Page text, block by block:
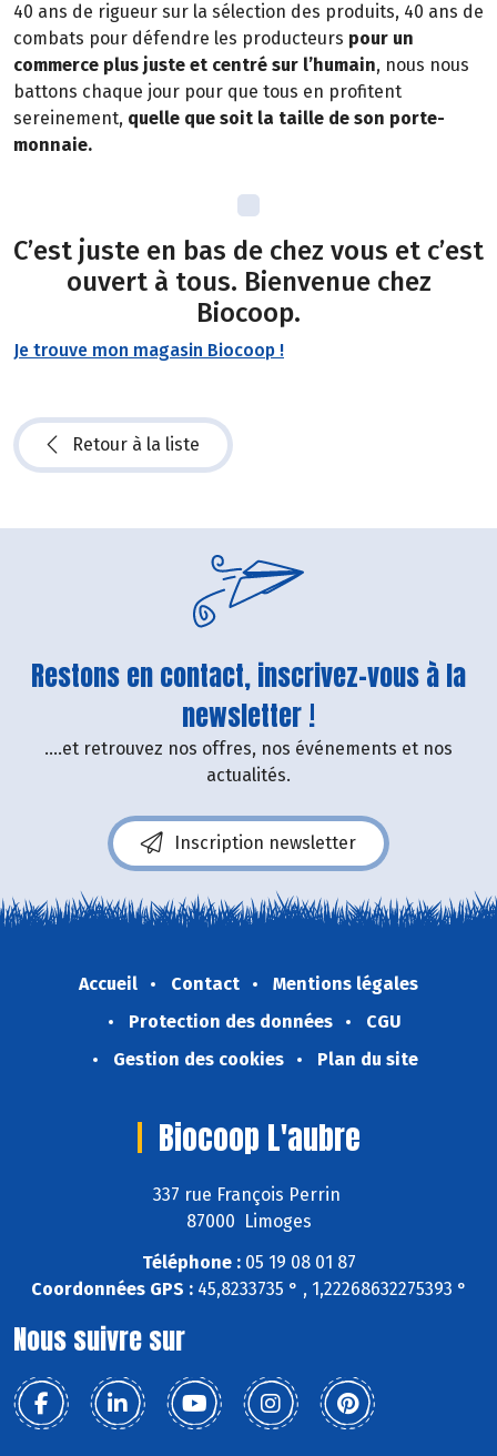
40 ans de rigueur sur la sélection des produits, 40 ans de
combats pour défendre les producteurs pour un
commerce plus juste et centré sur l’humain, nous nous
battons chaque jour pour que tous en profitent
sereinement, quelle que soit la taille de son porte-
monnaie.
C’est juste en bas de chez vous et c’est
ouvert à tous. Bienvenue chez
Biocoop.
Je trouve mon magasin Biocoop !
Retour à la liste
Restons en contact, inscrivez-vous à la
newsletter !
....et retrouvez nos offres, nos événements et nos
actualités.
Inscription newsletter
Accueil Contact
Mentions légales
Protection des données
CGU
Gestion des cookies
Plan du site
Biocoop L'aubre
337 rue François Perrin
87000 Limoges
Téléphone :05 19 08 01 87
Coordonnées GPS :45,8233735 ° , 1,22268632275393 °
Nous suivre sur